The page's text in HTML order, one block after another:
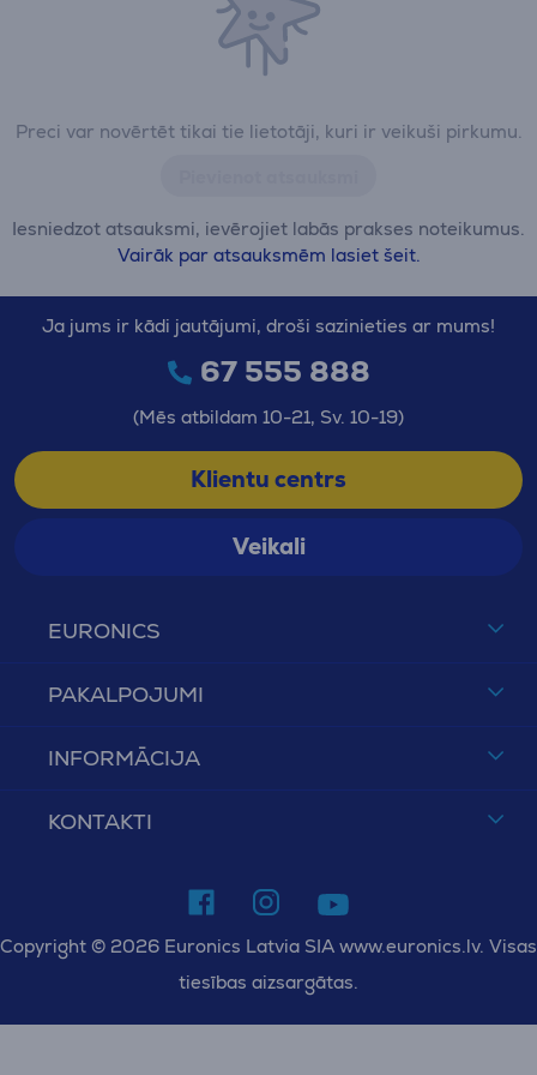
Preci var novērtēt tikai tie lietotāji, kuri ir veikuši pirkumu.
Iesniedzot atsauksmi, ievērojiet labās prakses noteikumus.
Vairāk par atsauksmēm lasiet šeit.
EURONICS
PAKALPOJUMI
INFORMĀCIJA
KONTAKTI
Ja jums ir kādi jautājumi, droši sazinieties ar mums!
67 555 888
(Mēs atbildam 10-21, Sv. 10-19)
Klientu centrs
Veikali
Copyright © 2026 Euronics Latvia SIA www.euronics.lv. Visas
tiesības aizsargātas.